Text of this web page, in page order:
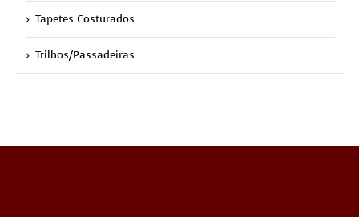
Tapetes Costurados
Trilhos/Passadeiras